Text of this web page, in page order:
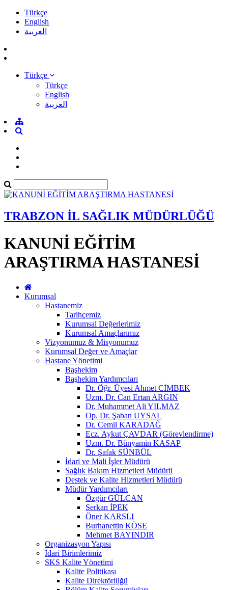
Türkçe
English
العربية
Türkçe
Türkçe
English
العربية
TRABZON İL SAĞLIK MÜDÜRLÜĞÜ
KANUNİ EĞİTİM
ARAŞTIRMA HASTANESİ
Kurumsal
Hastanemiz
Tarihçemiz
Kurumsal Değerlerimiz
Kurumsal Amaçlarımız
Vizyonumuz & Misyonumuz
Kurumsal Değer ve Amaçlar
Hastane Yönetimi
Başhekim
Başhekim Yardımcıları
Dr. Öğr. Üyesi Ahmet CİMBEK
Uzm. Dr. Can Ertan ARGIN
Dr. Muhammet Ali YILMAZ
Op. Dr. Şaban UYSAL
Dr. Cemil KARADAĞ
Ecz. Aykut ÇAVDAR (Görevlendirme)
Uzm. Dr. Bünyamin KASAP
Dr. Şafak SÜNBÜL
İdari ve Mali İşler Müdürü
Sağlık Bakım Hizmetleri Müdürü
Destek ve Kalite Hizmetleri Müdürü
Müdür Yardımcıları
Özgür GÜLCAN
Serkan İPEK
Öner KARSLI
Burhanettin KÖSE
Mehmet BAYINDIR
Organizasyon Yapısı
İdari Birimlerimiz
SKS Kalite Yönetimi
Kalite Politikası
Kalite Direktörlüğü